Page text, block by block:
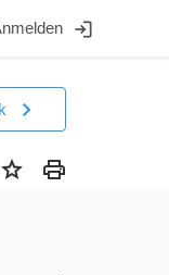
login
chevron_right
star print